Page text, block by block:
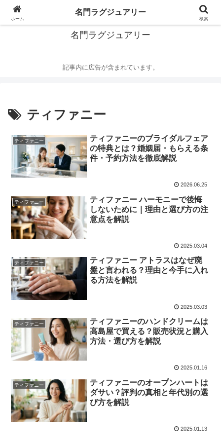
華麗なるハイブランドの世界
名門ラグジュアリー
記事内に広告が含まれています。
ティファニー
ティファニー
ティファニーのブライダルフェア
の特典とは？婚姻届・もらえる条
件・予約方法を徹底解説
2026.06.25
ティファニー
ティファニー ハーモニーで後悔
しないために｜理由と選び方の注
意点を解説
2025.03.04
ティファニー
ティファニー アトラスはなぜ廃
盤と言われる？理由と今手に入れ
る方法を解説
2025.03.03
ティファニー
ティファニーのハンドクリームは
高島屋で買える？販売状況と購入
方法・選び方を解説
2025.01.16
ティファニー
ティファニーのオープンハートは
ダサい？評判の真相と年代別の選
び方を解説
2025.01.13
ホーム
名門ラグジュアリー
検索